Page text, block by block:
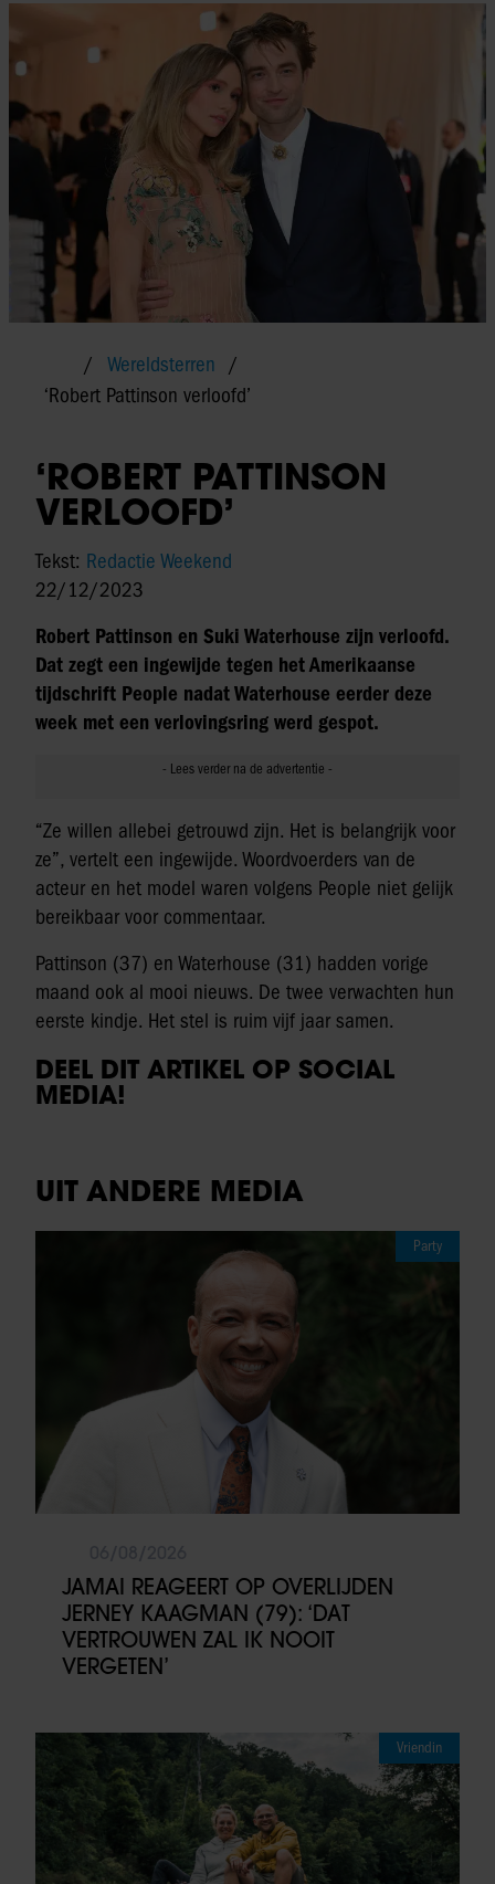
Wereldsterren
‘Robert Pattinson verloofd’
‘ROBERT PATTINSON
VERLOOFD’
Tekst: Redactie Weekend
22/12/2023
Robert Pattinson en Suki Waterhouse zijn verloofd.
Dat zegt een ingewijde tegen het Amerikaanse
tijdschrift People nadat Waterhouse eerder deze
week met een verlovingsring werd gespot.
“Ze willen allebei getrouwd zijn. Het is belangrijk voor
ze”, vertelt een ingewijde. Woordvoerders van de
acteur en het model waren volgens People niet gelijk
bereikbaar voor commentaar.
Pattinson (37) en Waterhouse (31) hadden vorige
maand ook al mooi nieuws. De twee verwachten hun
eerste kindje. Het stel is ruim vijf jaar samen.
DEEL DIT ARTIKEL OP SOCIAL
MEDIA!
UIT ANDERE MEDIA
Party
JAMAI REAGEERT OP OVERLIJDEN
JERNEY KAAGMAN (79): ‘DAT
VERTROUWEN ZAL IK NOOIT
VERGETEN’
Vriendin